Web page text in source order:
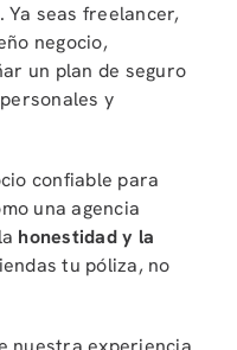
. Ya seas freelancer,
negocio,
un plan de seguro
y
confiable para
una agencia
honestidad y la
tu póliza, no